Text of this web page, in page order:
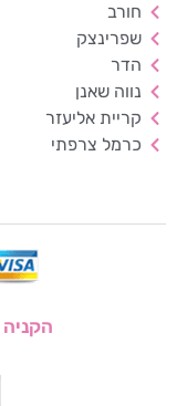
חורב
שפרינצק
הדר
נווה שאנן
קריית אליעזר
כרמל צרפתי
ניגודיות